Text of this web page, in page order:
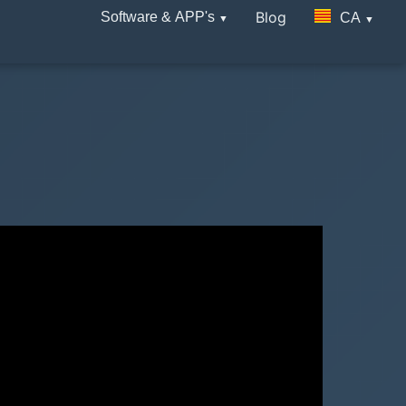
Software & APP's Blog CA